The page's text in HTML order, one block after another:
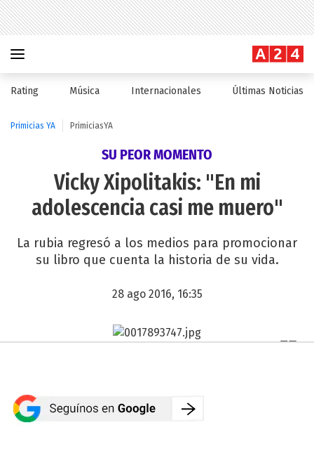
Rating Música Internacionales Últimas Noticias
Primicias YA PrimiciasYA
SU PEOR MOMENTO
Vicky Xipolitakis: "En mi
adolescencia casi me muero"
La rubia regresó a los medios para promocionar
su libro que cuenta la historia de su vida.
28 ago 2016, 16:35